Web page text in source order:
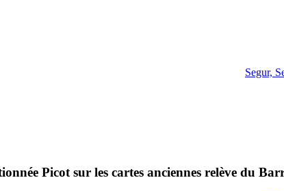
Segur,
Picot sur les cartes anciennes relève du